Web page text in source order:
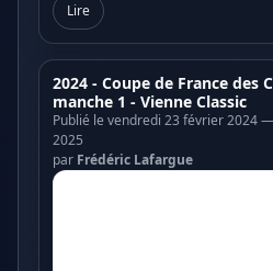
Lire
2024 - Coupe de France des
manche 1 - Vienne Classic
Publié le vendredi 23 février 2024
2025
par Frédéric Lafargue